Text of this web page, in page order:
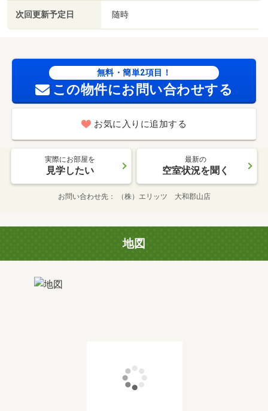
次回更新予定日 随時
無料・簡単2項目！
この物件にお問い合わせする
お気に入りに追加する
実際にお部屋を
見学したい
最新の
空室状況を聞く
お問い合わせ先 （株）エリッツ 大和郡山店
地図